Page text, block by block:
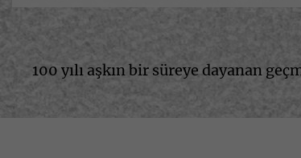
100 yılı aşkın bir süreye dayanan